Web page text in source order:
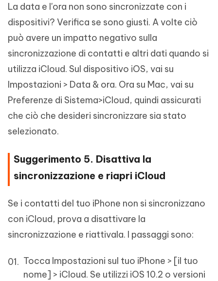
La data e l'ora non sono sincronizzate con i
dispositivi? Verifica se sono giusti. A volte ciò
può avere un impatto negativo sulla
sincronizzazione di contatti e altri dati quando si
utilizza iCloud. Sul dispositivo iOS, vai su
Impostazioni > Data & ora. Ora su Mac, vai su
Preferenze di Sistema>iCloud, quindi assicurati
che ciò che desideri sincronizzare sia stato
selezionato.
Suggerimento 5. Disattiva la
sincronizzazione e riapri iCloud
Se i contatti del tuo iPhone non si sincronizzano
con iCloud, prova a disattivare la
sincronizzazione e riattivala. I passaggi sono:
Tocca Impostazioni sul tuo iPhone > [il tuo
nome] > iCloud. Se utilizzi iOS 10.2 o versioni